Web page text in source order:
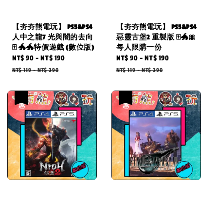
【夯夯熊電玩】 PS5&PS4
人中之龍7 光與闇的去向
🀄 🐲🐲特價遊戲 (數位版)
Sale
price
NT$ 90 -NT$ 190
NT$ 119-NT$ 390
【夯夯熊電玩】 PS5&PS4
惡靈古堡2 重製版 🀄🐲🎀
每人限購一份
Sale
price
NT$ 90 -NT$ 190
NT$ 119-NT$ 390